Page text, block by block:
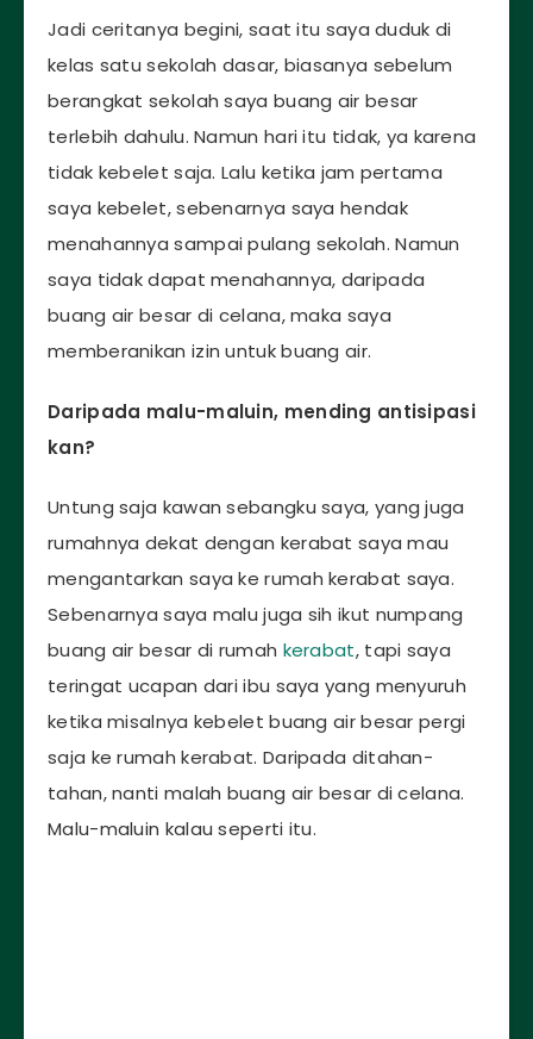
Jadi ceritanya begini, saat itu saya duduk di
kelas satu sekolah dasar, biasanya sebelum
berangkat sekolah saya buang air besar
terlebih dahulu. Namun hari itu tidak, ya karena
tidak kebelet saja. Lalu ketika jam pertama
saya kebelet, sebenarnya saya hendak
menahannya sampai pulang sekolah. Namun
saya tidak dapat menahannya, daripada
buang air besar di celana, maka saya
memberanikan izin untuk buang air.
Daripada malu-maluin, mending antisipasi
kan?
Untung saja kawan sebangku saya, yang juga
rumahnya dekat dengan kerabat saya mau
mengantarkan saya ke rumah kerabat saya.
Sebenarnya saya malu juga sih ikut numpang
buang air besar di rumah kerabat, tapi saya
teringat ucapan dari ibu saya yang menyuruh
ketika misalnya kebelet buang air besar pergi
saja ke rumah kerabat. Daripada ditahan-
tahan, nanti malah buang air besar di celana.
Malu-maluin kalau seperti itu.